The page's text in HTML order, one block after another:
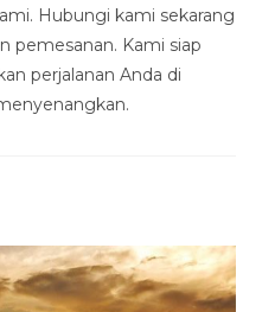
Hubungi kami sekarang
pemesanan. Kami siap
perjalanan Anda di